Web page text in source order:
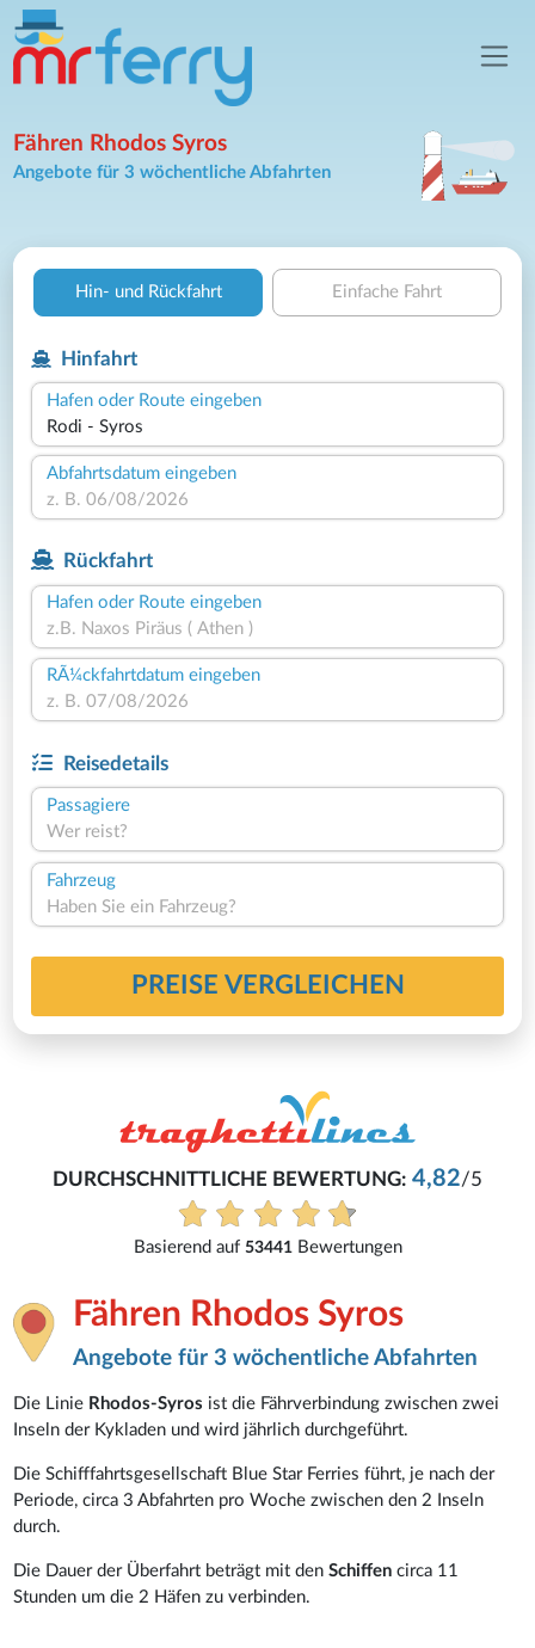
Fähren Rhodos Syros
Angebote für 3 wöchentliche Abfahrten
Hin- und Rückfahrt Einfache Fahrt
Hinfahrt
Hafen oder Route eingeben
Abfahrtsdatum eingeben
Rückfahrt
Hafen oder Route eingeben
RÃ¼ckfahrtdatum eingeben
Reisedetails
Passagiere
Wer reist?
Fahrzeug
Haben Sie ein Fahrzeug?
PREISE VERGLEICHEN
DURCHSCHNITTLICHE BEWERTUNG: 4,82/5
Basierend auf 53441Bewertungen
Fähren Rhodos Syros
Angebote für 3 wöchentliche Abfahrten
Die Linie Rhodos-Syros ist die Fährverbindung zwischen zwei
Inseln der Kykladen und wird jährlich durchgeführt.
Die Schifffahrtsgesellschaft Blue Star Ferries führt, je nach der
Periode, circa 3 Abfahrten pro Woche zwischen den 2 Inseln
durch.
Die Dauer der Überfahrt beträgt mit denSchiffencirca 11
Stunden um die 2 Häfen zu verbinden.